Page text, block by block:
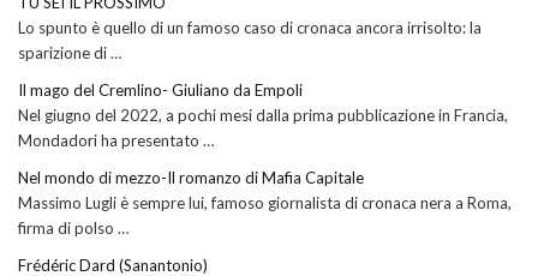
Lo spunto è quello di un famoso caso di cronaca ancora irrisolto: la
sparizione di …
Il mago del Cremlino- Giuliano da Empoli
Nel giugno del 2022, a pochi mesi dalla prima pubblicazione in Francia,
Mondadori ha presentato …
Nel mondo di mezzo-Il romanzo di Mafia Capitale
Massimo Lugli è sempre lui, famoso giornalista di cronaca nera a Roma,
firma di polso …
Frédéric Dard (Sanantonio)